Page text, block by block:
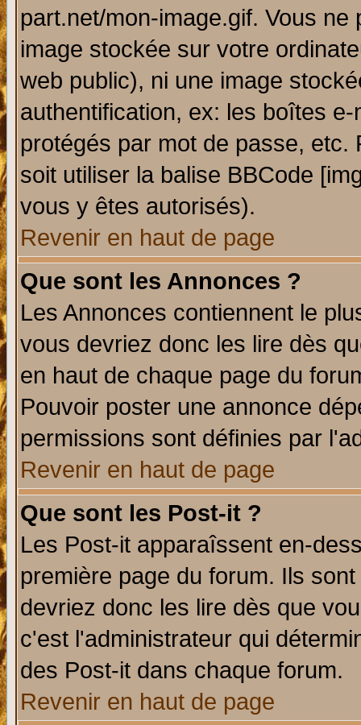
part.net/mon-image.gif. Vous
image stockée sur votre
web public), ni une image
authentification, ex: les boîtes
protégés par mot de passe,
soit utiliser la balise BBCode
vous y êtes autorisés).
Revenir en haut de page
Que sont les Annonces ?
Les Annonces contiennent le
vous devriez donc les lire dès
en haut de chaque page du
Pouvoir poster une annonce
permissions sont définies par
Revenir en haut de page
Que sont les Post-it ?
Les Post-it apparaîssent en-
première page du forum. Ils
devriez donc les lire dès que
c'est l'administrateur qui
des Post-it dans chaque forum.
Revenir en haut de page